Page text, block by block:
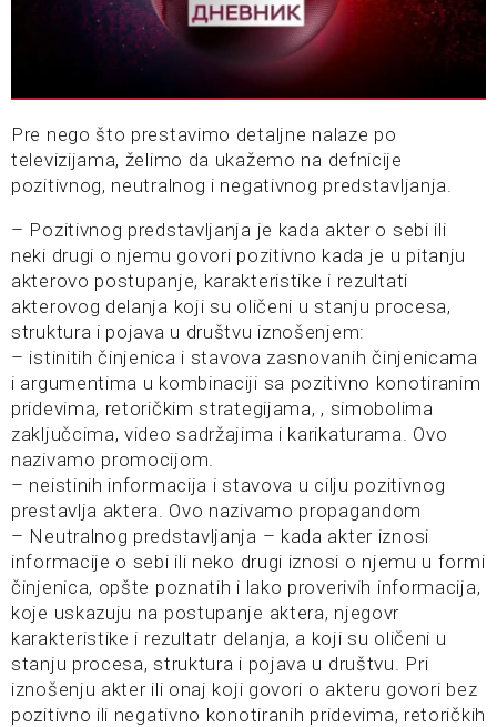
Pre nego što prestavimo detaljne nalaze po
televizijama, želimo da ukažemo na defnicije
pozitivnog, neutralnog i negativnog predstavljanja.
– Pozitivnog predstavljanja je kada akter o sebi ili
neki drugi o njemu govori pozitivno kada je u pitanju
akterovo postupanje, karakteristike i rezultati
akterovog delanja koji su oličeni u stanju procesa,
struktura i pojava u društvu iznošenjem:
– istinitih činjenica i stavova zasnovanih činjenicama
i argumentima u kombinaciji sa pozitivno konotiranim
pridevima, retoričkim strategijama, , simobolima
zaključcima, video sadržajima i karikaturama. Ovo
nazivamo promocijom.
– neistinih informacija i stavova u cilju pozitivnog
prestavlja aktera. Ovo nazivamo propagandom
– Neutralnog predstavljanja – kada akter iznosi
informacije o sebi ili neko drugi iznosi o njemu u formi
činjenica, opšte poznatih i lako proverivih informacija,
koje uskazuju na postupanje aktera, njegovr
karakteristike i rezultatr delanja, a koji su oličeni u
stanju procesa, struktura i pojava u društvu. Pri
iznošenju akter ili onaj koji govori o akteru govori bez
pozitivno ili negativno konotiranih pridevima, retoričkih